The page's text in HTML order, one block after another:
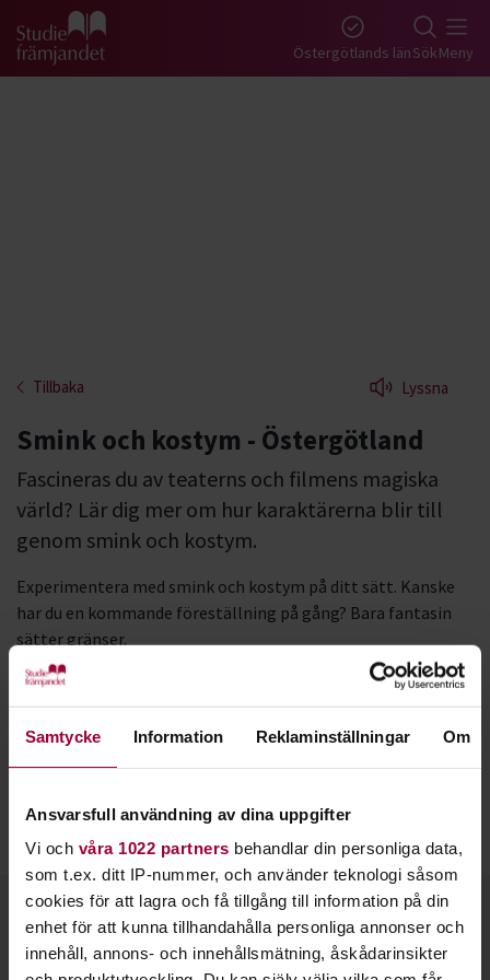
Samtycke Information Reklaminställningar Om
Ansvarsfull användning av dina uppgifter
Vi och våra 1022 partners behandlar din personliga data,
som t.ex. ditt IP-nummer, och använder teknologi såsom
cookies för att lagra och få tillgång till information på din
enhet för att kunna tillhandahålla personliga annonser och
innehåll, annons- och innehållsmätning, åskådarinsikter
Gå till studiefrämjandets startsida Östergötlands länSökMeny
Tillbaka Lyssna
Smink och kostym - Östergötland
Fascineras du av teaterns och filmens magiska
värld? Lär dig mer om hur karaktärerna blir till
genom smink och kostym.
Experimentera med smink och kostym på ditt sätt. Kanske
har du en kommande föreställning på gång? Bara fantasin
sätter gränser.
Teatersmink
hjälper karaktärerna att komma
fram. Vi kan kalla det för skalet. Det inre jobbet symboliseras
av exempelvis improvisationsövningar och manus.
Tillsammans skapas en bra helhet.
Studiefrämjandet hjälper dig med lokaler, studiematerial och
andra bra praktiska saker.
Kontakt